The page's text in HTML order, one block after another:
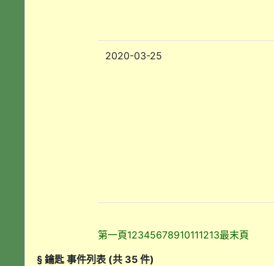
2020-03-25
第一頁12345678910111213最末頁
§ 鑰匙 事件列表 (共 35 件)